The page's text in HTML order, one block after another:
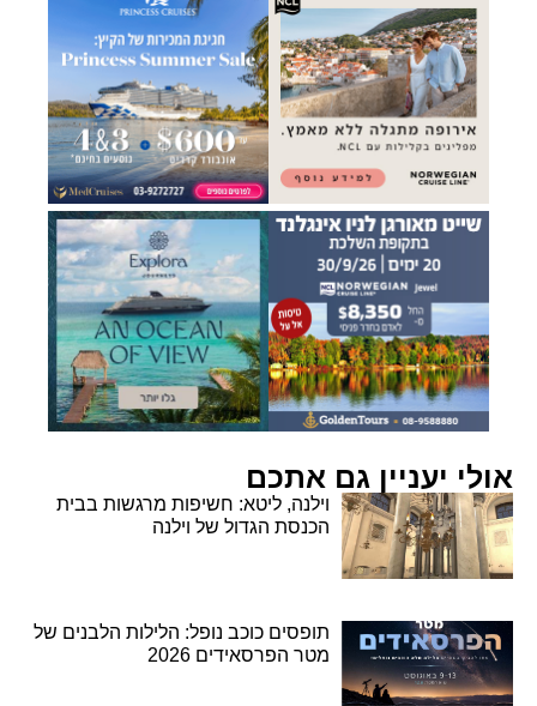
אולי יעניין גם אתכם
וילנה, ליטא: חשיפות מרגשות בבית
הכנסת הגדול של וילנה
תופסים כוכב נופל: הלילות הלבנים של
מטר הפרסאידים 2026